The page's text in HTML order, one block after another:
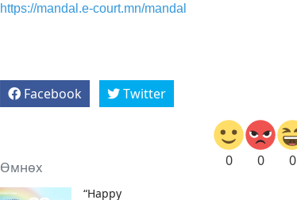
https://mandal.e-court.mn/mandal
Facebook Twitter
0 0 0
Өмнөх
“Happy